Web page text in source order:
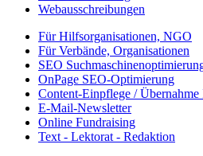
Webausschreibungen
Für Hilfsorganisationen, NGO
Für Verbände, Organisationen
SEO
OnPage SEO-Optimierung
Content-Einpflege / Übernahme
E-Mail-Newsletter
Online Fundraising
Text - Lektorat - Redaktion